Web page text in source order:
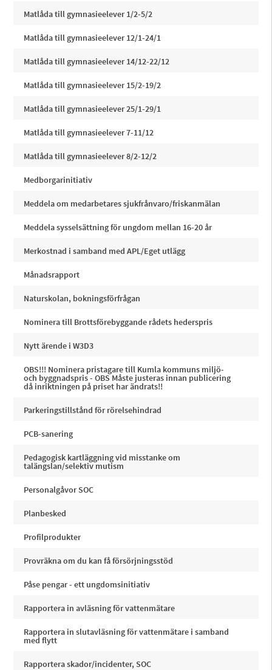
Matlåda till gymnasieelever 1/2-5/2
Matlåda till gymnasieelever 12/1-24/1
Matlåda till gymnasieelever 14/12-22/12
Matlåda till gymnasieelever 15/2-19/2
Matlåda till gymnasieelever 25/1-29/1
Matlåda till gymnasieelever 7-11/12
Matlåda till gymnasieelever 8/2-12/2
Medborgarinitiativ
Meddela om medarbetares sjukfrånvaro/friskanmälan
Meddela sysselsättning för ungdom mellan 16-20 år
Merkostnad i samband med APL/Eget utlägg
Månadsrapport
Naturskolan, bokningsförfrågan
Nominera till Brottsförebyggande rådets hederspris
Nytt ärende i W3D3
OBS!!! Nominera pristagare till Kumla kommuns miljö-
och byggnadspris - OBS Måste justeras innan publicering
då inriktningen på priset har ändrats!!
Parkeringstillstånd för rörelsehindrad
PCB-sanering
Pedagogisk kartläggning vid misstanke om
talängslan/selektiv mutism
Personalgåvor SOC
Planbesked
Profilprodukter
Provräkna om du kan få försörjningsstöd
Påse pengar - ett ungdomsinitiativ
Rapportera in avläsning för vattenmätare
Rapportera in slutavläsning för vattenmätare i samband
med flytt
Rapportera skador/incidenter, SOC